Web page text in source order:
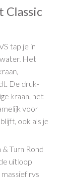
Classic
tap je in
Het
De druk-
kraan, net
voor
ook als je
Turn Rond
uitloop
rvs